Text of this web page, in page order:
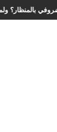
الانزلاق